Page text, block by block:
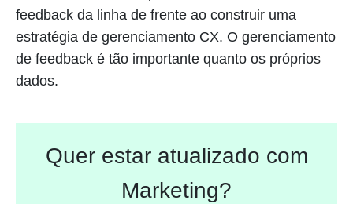
feedback da linha de frente ao construir uma
estratégia de gerenciamento CX. O gerenciamento
de feedback é tão importante quanto os próprios
dados.
Quer estar atualizado com
Marketing?